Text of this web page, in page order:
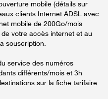
mobile (détails sur
clients Internet ADSL avec
mobile de 200Go/mois
votre accès internet et au
souscription.
service des numéros
différents/mois et 3h
sur la fiche tarifaire